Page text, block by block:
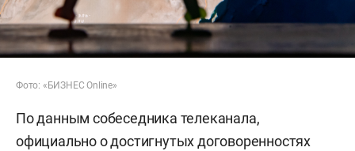
Фото: «БИЗНЕС Online»
По данным собеседника телеканала,
официально о достигнутых договоренностях